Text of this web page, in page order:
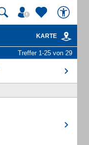
KARTE
Treffer 1-25 von 29